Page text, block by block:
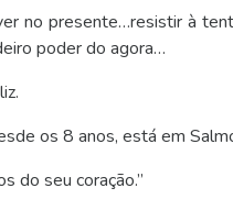
no presente…resistir à
poder do agora…
os 8 anos, está em
do seu coração.”